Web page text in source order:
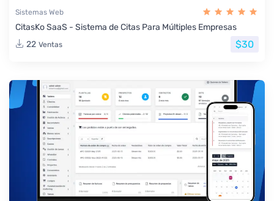
Sistemas Web
CitasKo SaaS - Sistema de Citas Para Múltiples Empresas
22 Ventas $30